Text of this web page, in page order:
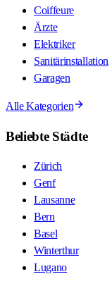
Coiffeure
Ärzte
Elektriker
Sanitärinstallation
Garagen
Alle Kategorien
Beliebte Städte
Zürich
Genf
Lausanne
Bern
Basel
Winterthur
Lugano